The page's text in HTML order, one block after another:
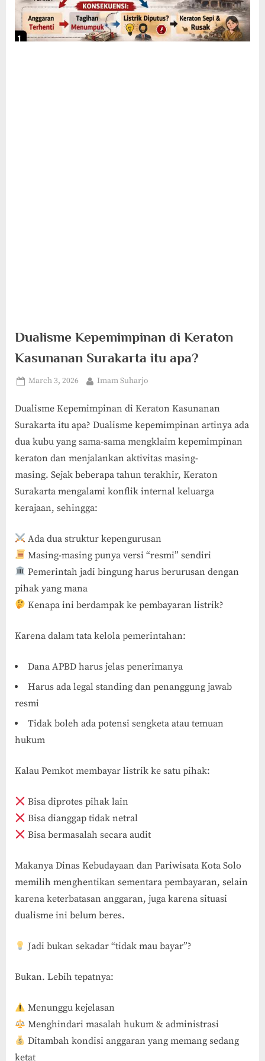
Dualisme Kepemimpinan di Keraton
Kasunanan Surakarta itu apa?
Posted
March 3, 2026 By
Imam Suharjo
Dualisme Kepemimpinan di Keraton Kasunanan
Surakarta itu apa? Dualisme kepemimpinan artinya ada
dua kubu yang sama-sama mengklaim kepemimpinan
keraton dan menjalankan aktivitas masing-
masing. Sejak beberapa tahun terakhir, Keraton
Surakarta mengalami konflik internal keluarga
kerajaan, sehingga:
Ada dua struktur kepengurusan
Masing-masing punya versi “resmi” sendiri
Pemerintah jadi bingung harus berurusan dengan
pihak yang mana
Kenapa ini berdampak ke pembayaran listrik?
Karena dalam tata kelola pemerintahan:
Dana APBD harus jelas penerimanya
Harus ada legal standing dan penanggung jawab
resmi
Tidak boleh ada potensi sengketa atau temuan
hukum
Kalau Pemkot membayar listrik ke satu pihak:
Bisa diprotes pihak lain
Bisa dianggap tidak netral
Bisa bermasalah secara audit
Makanya Dinas Kebudayaan dan Pariwisata Kota Solo
memilih menghentikan sementara pembayaran, selain
karena keterbatasan anggaran, juga karena situasi
dualisme ini belum beres.
Jadi bukan sekadar “tidak mau bayar”?
Bukan. Lebih tepatnya:
Menunggu kejelasan
Menghindari masalah hukum & administrasi
Ditambah kondisi anggaran yang memang sedang
ketat